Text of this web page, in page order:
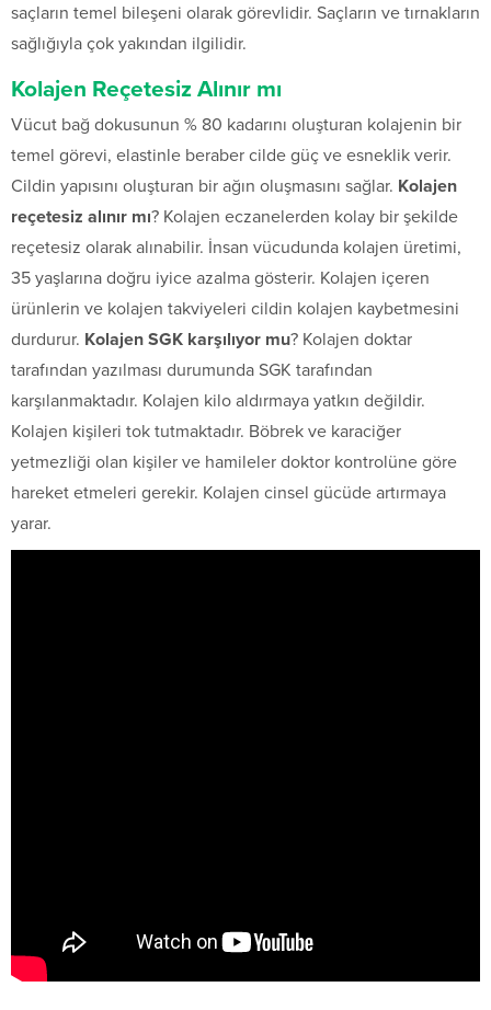
saçların temel bileşeni olarak görevlidir. Saçların ve tırnakların
sağlığıyla çok yakından ilgilidir.
Kolajen Reçetesiz Alınır mı
Vücut bağ dokusunun % 80 kadarını oluşturan kolajenin bir
temel görevi, elastinle beraber cilde güç ve esneklik verir.
Cildin yapısını oluşturan bir ağın oluşmasını sağlar. Kolajen
reçetesiz alınır mı? Kolajen eczanelerden kolay bir şekilde
reçetesiz olarak alınabilir. İnsan vücudunda kolajen üretimi,
35 yaşlarına doğru iyice azalma gösterir. Kolajen içeren
ürünlerin ve kolajen takviyeleri cildin kolajen kaybetmesini
durdurur. Kolajen SGK karşılıyor mu? Kolajen doktar
tarafından yazılması durumunda SGK tarafından
karşılanmaktadır. Kolajen kilo aldırmaya yatkın değildir.
Kolajen kişileri tok tutmaktadır. Böbrek ve karaciğer
yetmezliği olan kişiler ve hamileler doktor kontrolüne göre
hareket etmeleri gerekir. Kolajen cinsel gücüde artırmaya
yarar.